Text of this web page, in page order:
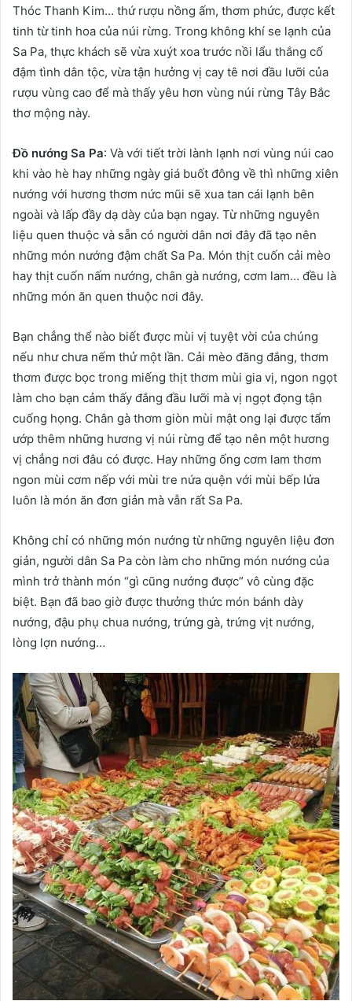
Thóc Thanh Kim… thứ rượu nồng ấm, thơm phức, được kết
tinh từ tinh hoa của núi rừng. Trong không khí se lạnh của
Sa Pa, thực khách sẽ vừa xuýt xoa trước nồi lẩu thắng cố
đậm tình dân tộc, vừa tận hưởng vị cay tê nơi đầu lưỡi của
rượu vùng cao để mà thấy yêu hơn vùng núi rừng Tây Bắc
thơ mộng này.
Đồ nướng Sa Pa: Và với tiết trời lành lạnh nơi vùng núi cao
khi vào hè hay những ngày giá buốt đông về thì những xiên
nướng với hương thơm nức mũi sẽ xua tan cái lạnh bên
ngoài và lấp đầy dạ dày của bạn ngay. Từ những nguyên
liệu quen thuộc và sẵn có người dân nơi đây đã tạo nên
những món nướng đậm chất Sa Pa. Món thịt cuốn cải mèo
hay thịt cuốn nấm nướng, chân gà nướng, cơm lam… đều là
những món ăn quen thuộc nơi đây.
Bạn chẳng thể nào biết được mùi vị tuyệt vời của chúng
nếu như chưa nếm thử một lần. Cải mèo đăng đắng, thơm
thơm được bọc trong miếng thịt thơm mùi gia vị, ngon ngọt
làm cho bạn cảm thấy đắng đầu lưỡi mà vị ngọt đọng tận
cuống họng. Chân gà thơm giòn mùi mật ong lại được tẩm
ướp thêm những hương vị núi rừng để tạo nên một hương
vị chẳng nơi đâu có được. Hay những ống cơm lam thơm
ngon mùi cơm nếp với mùi tre nứa quện với mùi bếp lửa
luôn là món ăn đơn giản mà vẫn rất Sa Pa.
Không chỉ có những món nướng từ những nguyên liệu đơn
giản, người dân Sa Pa còn làm cho những món nướng của
mình trở thành món “gì cũng nướng được” vô cùng đặc
biệt. Bạn đã bao giờ được thưởng thức món bánh dày
nướng, đậu phụ chua nướng, trứng gà, trứng vịt nướng,
lòng lợn nướng…